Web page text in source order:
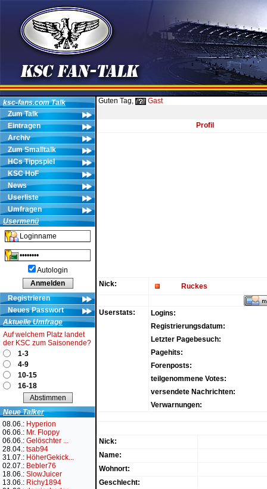
ksc-fans.com Talk
Zum Talk
Eintragen
Archiv
Zum Smalltalk
HCs Tippspiel
KSC HoF
News
Userliste
Umfragen
Usermenü
Autologin
Registrieren
Neues Passwort
Aktuelle Umfrage
Auf welchem Platz landet
der KSC zum Saisonende?
1-3
4-9
10-15
16-18
Neue Talker
08.06.: Hyperion
06.06.: Mr. Floppy
06.06.: Gelöschter ...
28.04.: tsab94
31.07.: HöherGekick...
02.07.: Bebler76
18.06.: SlowJuicer
13.06.: Richy1894
Guten Tag, Gast
Profil
Nick: Ruckes
Userstats:
Logins:
Registrierungsdatum:
Letzter Pagebesuch:
Pagehits:
Forenposts:
teilgenommene Votes:
versendete Nachrichten:
Verwarnungen:
Nick:
Name:
Wohnort:
Geschlecht: